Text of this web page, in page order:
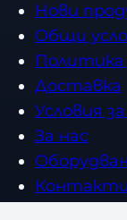
Нови
Общи
Доставка
Условия
За нас